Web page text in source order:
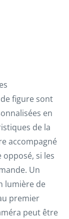
figure sont
en
de la
accompagné
si les
Un
lumière de
premier
peut être